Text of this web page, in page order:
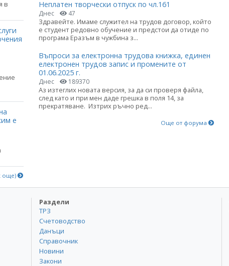
в
е
още)
Неплатен творчески отпуск по чл.161
Днес 47
Здравейте. Имаме служител на трудов договор, който
е студент редовно обучение и предстои да отиде по
програма Еразъм в чужбина з...
Въпроси за електронна трудова книжка, единен
електронен трудов запис и промените от
01.06.2025 г.
Днес 189370
Аз изтеглих новата версия, за да си проверя файла,
след като и при мен даде грешка в поля 14, за
прекратяване. Изтрих ръчно ред...
Още от форума
Раздели
ТРЗ
Счетоводство
Данъци
Справочник
Новини
Закони